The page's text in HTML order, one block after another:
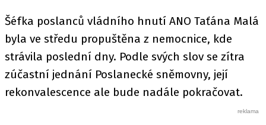
Šéfka poslanců vládního hnutí ANO Taťána Malá
byla ve středu propuštěna z nemocnice, kde
strávila poslední dny. Podle svých slov se zítra
zúčastní jednání Poslanecké sněmovny, její
rekonvalescence ale bude nadále pokračovat.